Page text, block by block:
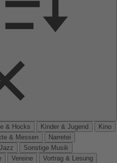
& Hocks Kinder & Jugend
Kino
& Messen
Narretei
Sonstige Musik
Vereine
Vortrag & Lesung